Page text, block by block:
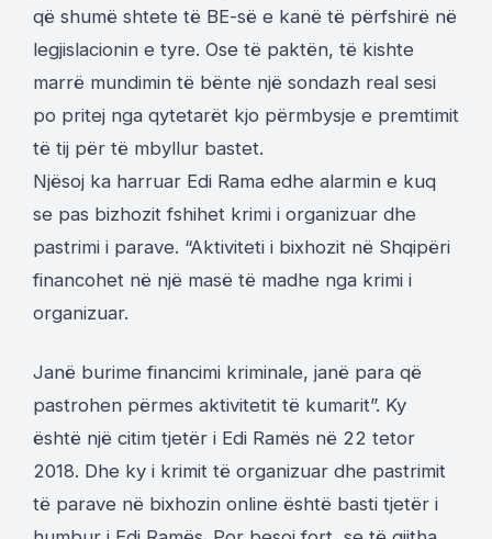
që shumë shtete të BE-së e kanë të përfshirë në
legjislacionin e tyre. Ose të paktën, të kishte
marrë mundimin të bënte një sondazh real sesi
po pritej nga qytetarët kjo përmbysje e premtimit
të tij për të mbyllur bastet.
Njësoj ka harruar Edi Rama edhe alarmin e kuq
se pas bizhozit fshihet krimi i organizuar dhe
pastrimi i parave. “Aktiviteti i bixhozit në Shqipëri
financohet në një masë të madhe nga krimi i
organizuar.
Janë burime financimi kriminale, janë para që
pastrohen përmes aktivitetit të kumarit”. Ky
është një citim tjetër i Edi Ramës në 22 tetor
2018. Dhe ky i krimit të organizuar dhe pastrimit
të parave në bixhozin online është basti tjetër i